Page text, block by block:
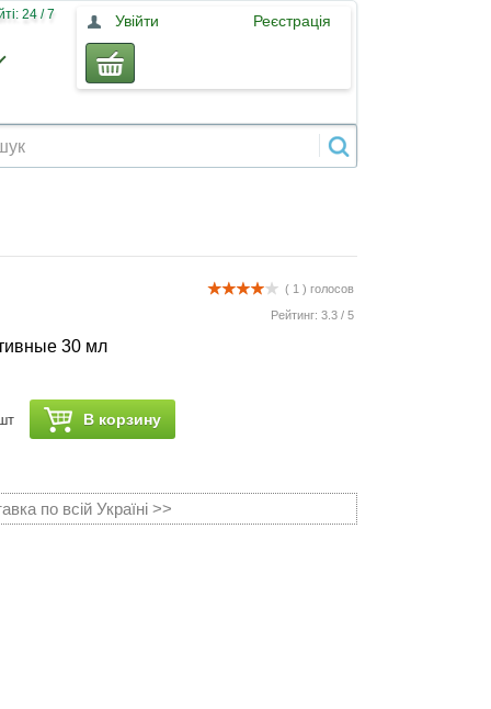
24 / 7 Увійти Реєстрація
( 1 ) голосов
Рейтинг: 3.3/ 5
30 мл
В корзину
по всій Україні >>